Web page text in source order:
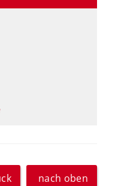
nach oben